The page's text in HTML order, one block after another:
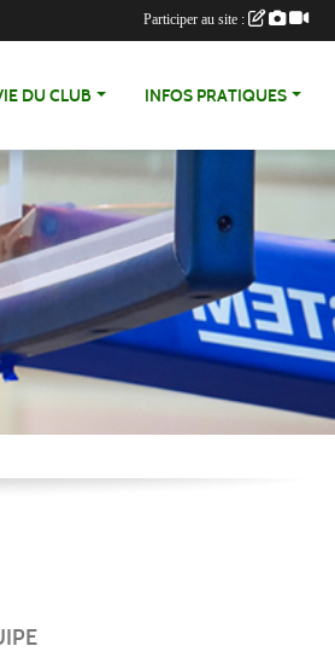
DU CLUB INFOS PRATIQUES
Participer au site :